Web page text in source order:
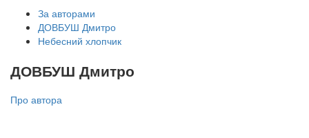
За авторами
ДОВБУШ Дмитро
Небесний хлопчик
ДОВБУШ Дмитро
Про автора